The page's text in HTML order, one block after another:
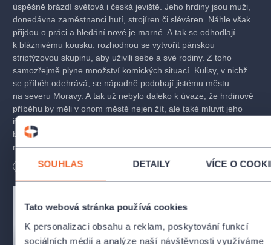
SOUHLAS DETAILY VÍCE O
Tato webová stránka používá cookies
K personalizaci obsahu a reklam, poskytování funkcí
sociálních médií a analýze naší návštěvnosti využíváme
úspěšně brázdí světová i česká jeviště. Jeho hrdiny jsou muži,
donedávna zaměstnanci hutí, strojíren či sléváren. Náhle však
přijdou o práci a hledání nové je marné. A tak se odhodlají
k bláznivému kousku: rozhodnou se vytvořit pánskou
striptýzovou skupinu, aby uživili sebe a své rodiny. Z toho
samozřejmě plyne množství komických situací. Kulisy, v nichž
se příběh odehrává, se nápadně podobají jistému městu
na severu Moravy. A tak už nebylo daleko k úvaze, že hrdinové
příběhu by měli v onom městě nejen žít, ale také mluvit jeho
řečí. A protože nikdo nevládne „ostravštinou“ lépe než věhlasný
blogger, nabídli jsme mu, aby kus znovu „přeložil“. Slavný
muzikál vám tak nabízíme v ostravském hávu!
OBSAZENÍ A TVŮRCI
Jarek Lukavski, nezaměstnaný ocelář:Ivan Dejmal, Igor
Ondra Lukavski, jeho syn:Jonáš Adámek, René Gilar
Eva Lukavska, jeho manželka (jsou před rozvodem): Lada
Délka 210 minut